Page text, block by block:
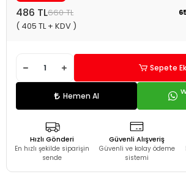
486 TL660 TL
( 405 TL + KDV )
Sepete
Hemen Al
Hızlı Gönderi
En hızlı şekilde siparişin
sende
Güvenli Alışveriş
Güvenli ve kolay ödeme
sistemi